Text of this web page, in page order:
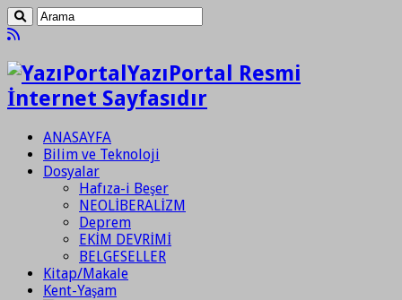
YazıPortal Resmi
İnternet Sayfasıdır
ANASAYFA
Bilim ve Teknoloji
Dosyalar
Hafıza-i Beşer
NEOLİBERALİZM
Deprem
EKİM DEVRİMİ
BELGESELLER
Kitap/Makale
Kent-Yaşam